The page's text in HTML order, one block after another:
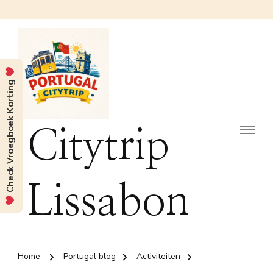
Citytrip
Lissabon
Home Portugal blog
Activiteiten
Check Vroegboek Korting